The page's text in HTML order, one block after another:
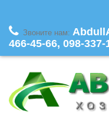
Звоните нам:
466-45-66, 098-337-